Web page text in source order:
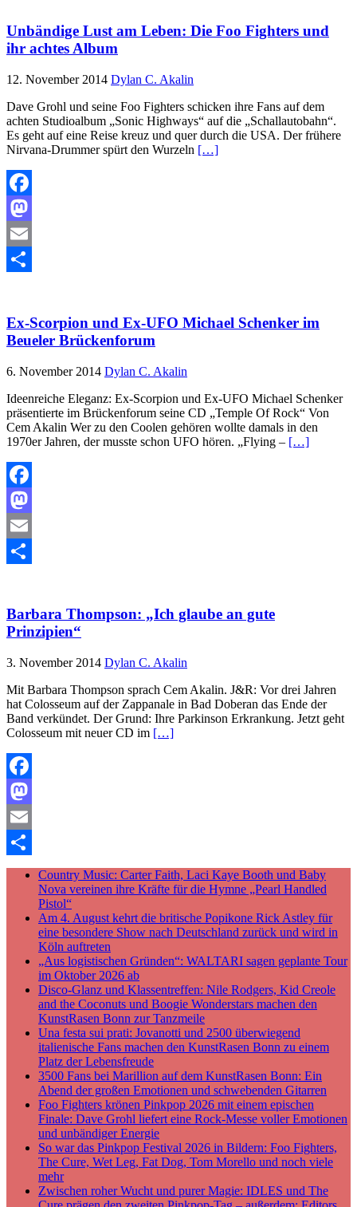
Unbändige Lust am Leben: Die Foo Fighters und
ihr achtes Album
12. November 2014 Dylan C. Akalin
Dave Grohl und seine Foo Fighters schicken ihre Fans auf dem
achten Studioalbum „Sonic Highways“ auf die „Schallautobahn“.
Es geht auf eine Reise kreuz und quer durch die USA. Der frühere
Nirvana-Drummer spürt den Wurzeln […]
Facebook
Mastodon
Email
Ex-Scorpion und Ex-UFO Michael Schenker im
Beueler Brückenforum
6. November 2014 Dylan C. Akalin
Ideenreiche Eleganz: Ex-Scorpion und Ex-UFO Michael Schenker
präsentierte im Brückenforum seine CD „Temple Of Rock“ Von
Cem Akalin Wer zu den Coolen gehören wollte damals in den
1970er Jahren, der musste schon UFO hören. „Flying – […]
Facebook
Mastodon
Email
Barbara Thompson: „Ich glaube an gute
Prinzipien“
3. November 2014 Dylan C. Akalin
Mit Barbara Thompson sprach Cem Akalin. J&R: Vor drei Jahren
hat Colosseum auf der Zappanale in Bad Doberan das Ende der
Band verkündet. Der Grund: Ihre Parkinson Erkrankung. Jetzt geht
Colosseum mit neuer CD im […]
Facebook
Mastodon
Email
Teilen
Country Music: Carter Faith, Laci Kaye Booth und Baby
Nova vereinen ihre Kräfte für die Hymne „Pearl Handled
Pistol“
Am 4. August kehrt die britische Popikone Rick Astley für
eine besondere Show nach Deutschland zurück und wird in
Köln auftreten
„Aus logistischen Gründen“: WALTARI sagen geplante Tour
im Oktober 2026 ab
Disco-Glanz und Klassentreffen: Nile Rodgers, Kid Creole
and the Coconuts und Boogie Wonderstars machen den
KunstRasen Bonn zur Tanzmeile
Una festa sui prati: Jovanotti und 2500 überwiegend
italienische Fans machen den KunstRasen Bonn zu einem
Platz der Lebensfreude
3500 Fans bei Marillion auf dem KunstRasen Bonn: Ein
Abend der großen Emotionen und schwebenden Gitarren
Foo Fighters krönen Pinkpop 2026 mit einem epischen
Finale: Dave Grohl liefert eine Rock-Messe voller Emotionen
und unbändiger Energie
So war das Pinkpop Festival 2026 in Bildern: Foo Fighters,
The Cure, Wet Leg, Fat Dog, Tom Morello und noch viele
mehr
Zwischen roher Wucht und purer Magie: IDLES und The